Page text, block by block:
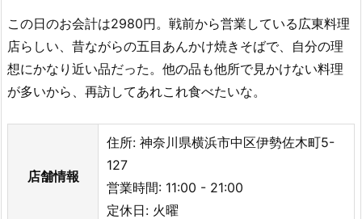
この日のお会計は2980円。戦前から営業している広東料理
店らしい、昔ながらの五目あんかけ焼きそばで、自分の理
想にかなり近い品だった。他の品も他所で見かけない料理
が多いから、再訪してあれこれ食べたいな。
店舗情報
住所: 神奈川県横浜市中区伊勢佐木町5-
127
営業時間: 11:00 - 21:00
定休日: 火曜